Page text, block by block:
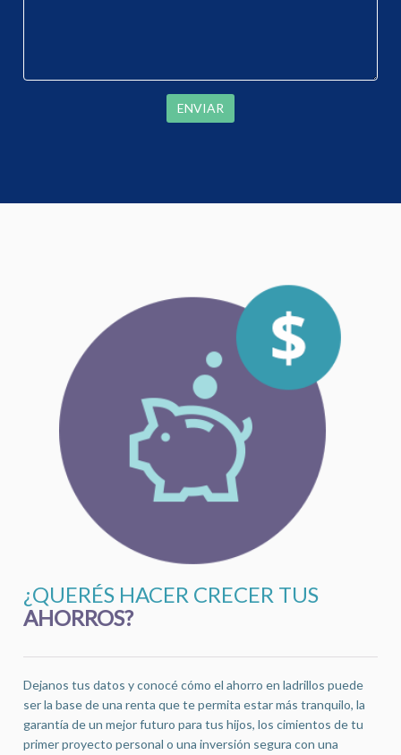
ENVIAR
¿QUERÉS HACER CRECER TUS
AHORROS?
Dejanos tus datos y conocé cómo el ahorro en ladrillos puede
ser la base de una renta que te permita estar más tranquilo, la
garantía de un mejor futuro para tus hijos, los cimientos de tu
primer proyecto personal o una inversión segura con una